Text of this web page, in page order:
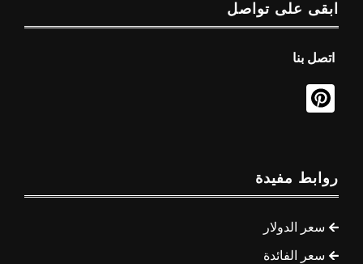
ابقى على تواصل
اتصل بنا
روابط مفيدة
سعر الدولار
سعر الفائدة